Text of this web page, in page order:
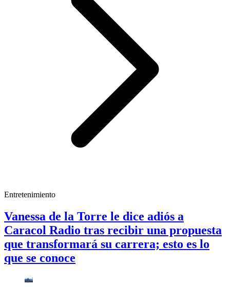
Entretenimiento
Vanessa de la Torre le dice adiós a
Caracol Radio tras recibir una propuesta
que transformará su carrera; esto es lo
que se conoce